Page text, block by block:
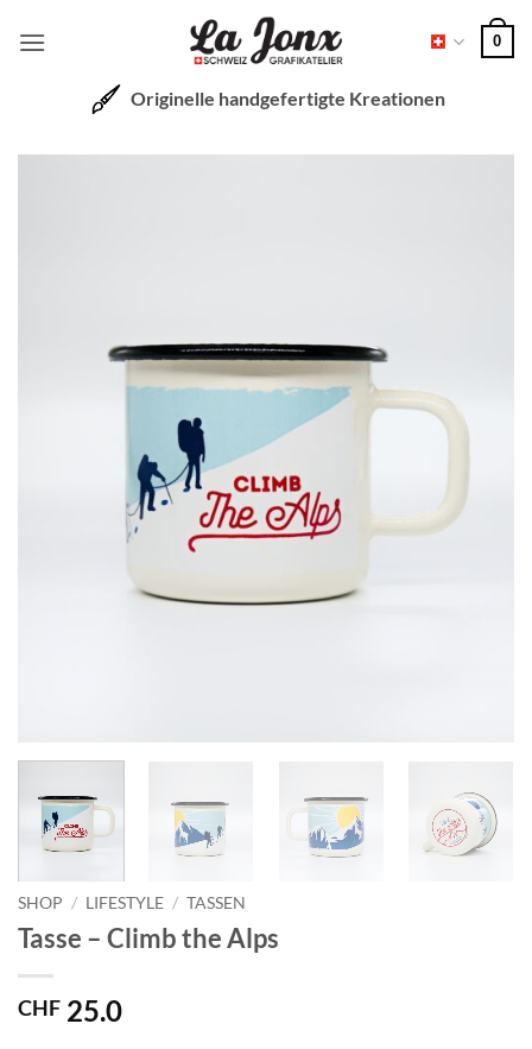
Inhalt
0
Originelle handgefertigte Kreationen
SHOP / LIFESTYLE / TASSEN
Tasse – Climb the Alps
CHF 25.0